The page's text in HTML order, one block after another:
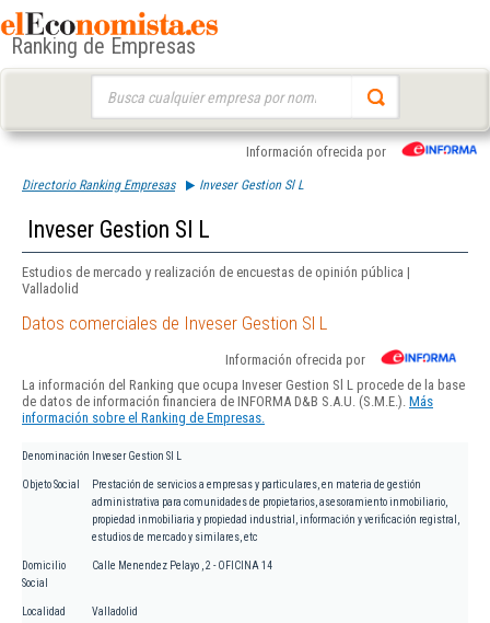
Ranking de Empresas
Información ofrecida por
Directorio Ranking Empresas Inveser Gestion Sl L
Inveser Gestion Sl L
Estudios de mercado y realización de encuestas de opinión pública |
Valladolid
Datos comerciales de Inveser Gestion Sl L
Información ofrecida por
La información del Ranking que ocupa Inveser Gestion Sl L procede de la base
de datos de información financiera de INFORMA D&B S.A.U. (S.M.E.). Más
información sobre el Ranking de Empresas.
Denominación Inveser Gestion Sl L
Objeto Social
Prestación de servicios a empresas y particulares, en materia de gestión
administrativa para comunidades de propietarios, asesoramiento inmobiliario,
propiedad inmobiliaria y propiedad industrial, información y verificación registral,
estudios de mercado y similares, etc
Domicilio
Social
Calle Menendez Pelayo , 2 - OFICINA 14
Localidad Valladolid